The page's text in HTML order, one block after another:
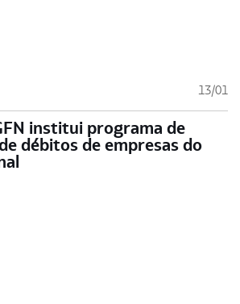
13/01
institui programa de
débitos de empresas do